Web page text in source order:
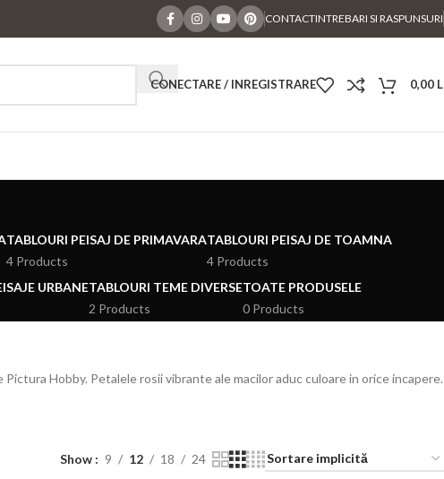
CONTACTINTREBARI SI RASPUNSURI
CONECTARE / INREGISTRARE 0,00
TABLOURI PEISAJ DE PRIMAVARA
4 Products
TABLOURI PEISAJ DE TOAMNA
4 Products
URBANETABLOURI TEME DIVERSE
2 Products
TOATE PRODUSELE
0 Products
Hobby. Petalele rosii vibrante ale macilor aduc culoare in orice incapere.
Show 9 12 18 24